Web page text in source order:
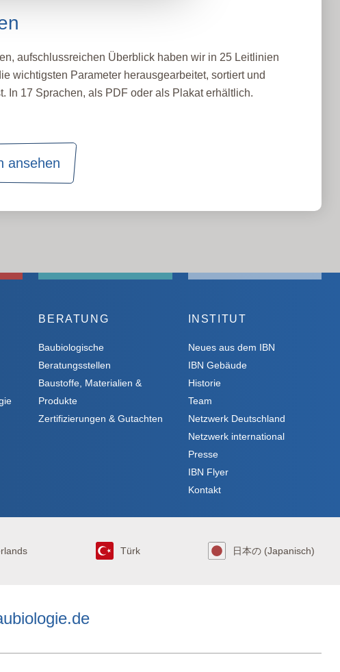
aufschlussreichen Überblick haben wir in 25 Leitlinien
wichtigsten Parameter herausgearbeitet, sortiert und
In 17 Sprachen, als PDF oder als Plakat erhältlich.
ansehen
BERATUNG
Baubiologische
Beratungsstellen
Baustoffe, Materialien &
Produkte
Zertifizierungen & Gutachten
INSTITUT
Neues aus dem IBN
IBN Gebäude
Historie
Team
Netzwerk Deutschland
Netzwerk international
Presse
IBN Flyer
Kontakt
Türk 日本の (Japanisch)